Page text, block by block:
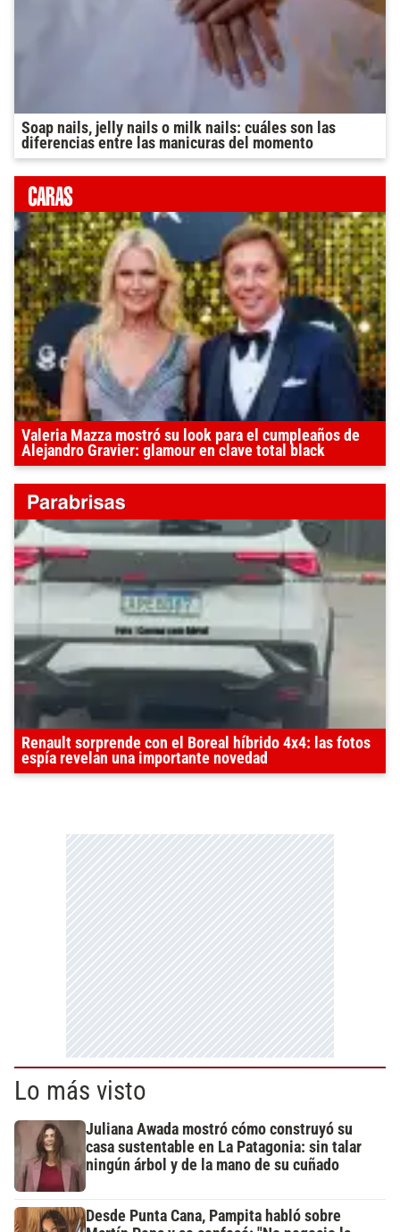
Soap nails, jelly nails o milk nails: cuáles son las
diferencias entre las manicuras del momento
Valeria Mazza mostró su look para el cumpleaños de
Alejandro Gravier: glamour en clave total black
Renault sorprende con el Boreal híbrido 4x4: las fotos
espía revelan una importante novedad
Lo más visto
Juliana Awada mostró cómo construyó su
casa sustentable en La Patagonia: sin talar
ningún árbol y de la mano de su cuñado
Desde Punta Cana, Pampita habló sobre